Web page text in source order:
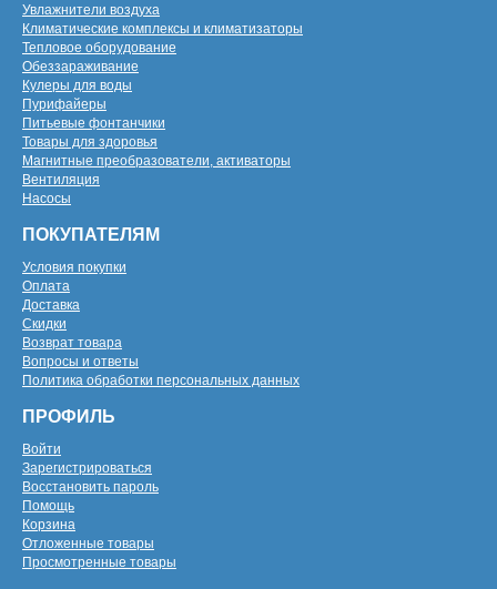
Увлажнители воздуха
Климатические комплексы и климатизаторы
Тепловое оборудование
Обеззараживание
Кулеры для воды
Пурифайеры
Питьевые фонтанчики
Товары для здоровья
Магнитные преобразователи, активаторы
Вентиляция
Насосы
ПОКУПАТЕЛЯМ
Условия покупки
Оплата
Доставка
Скидки
Возврат товара
Вопросы и ответы
Политика обработки персональных данных
ПРОФИЛЬ
Войти
Зарегистрироваться
Восстановить пароль
Помощь
Корзина
Отложенные товары
Просмотренные товары